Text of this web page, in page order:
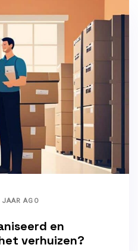
JAAR AGO
en
verhuizen?